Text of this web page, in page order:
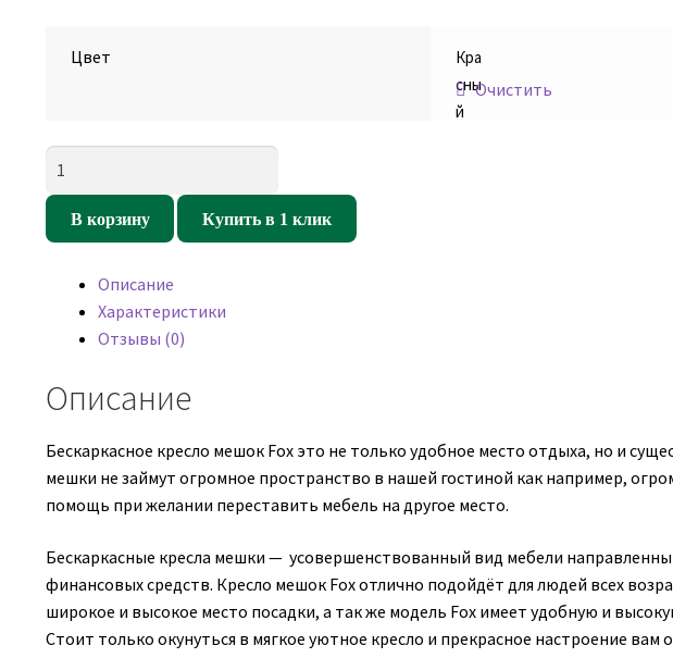
Цвет
Кра
сны
й
Очистить
Кресло
мешок
Красный
(оксфорд/
дюспо)
В корзину Купить в 1 клик
Описание
Характеристики
Отзывы (0)
Описание
Бескаркасное кресло мешок Fox это не только удобное место отдыха, но и
мешки не займут огромное пространство в нашей гостиной как например,
помощь при желании переставить мебель на другое место.
Бескаркасные кресла мешки — усовершенствованный вид мебели
финансовых средств. Кресло мешок Fox отлично подойдёт для людей всех
широкое и высокое место посадки, а так же модель Fox имеет удобную и
Стоит только окунуться в мягкое уютное кресло и прекрасное настроение вам